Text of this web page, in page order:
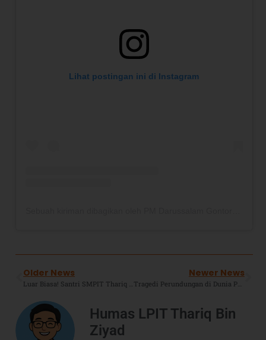
Lihat postingan ini di Instagram
Older News Newer News
Humas LPIT Thariq Bin
Ziyad